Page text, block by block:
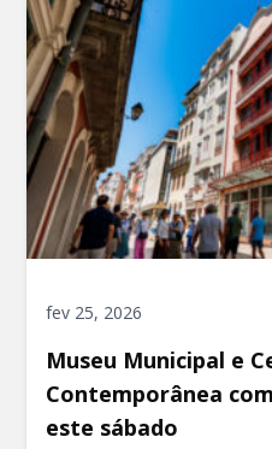
fev 25, 2026
Museu Municipal e
Contemporânea
este sábado